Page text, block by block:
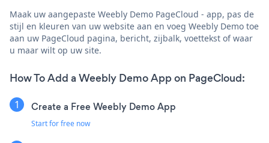
Maak uw aangepaste Weebly Demo PageCloud - app, pas de
stijl en kleuren van uw website aan en voeg Weebly Demo toe
aan uw PageCloud pagina, bericht, zijbalk, voettekst of waar
u maar wilt op uw site.
How To Add a Weebly Demo App on PageCloud:
Create a Free Weebly Demo App
Start for free now